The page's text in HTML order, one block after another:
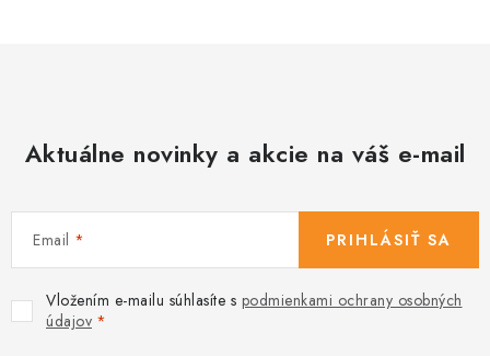
i
u
Aktuálne novinky a akcie na váš e-mail
Email
Vložením e-mailu súhlasíte s podmienkami ochrany osobných
údajov
PRIHLÁSIŤ SA